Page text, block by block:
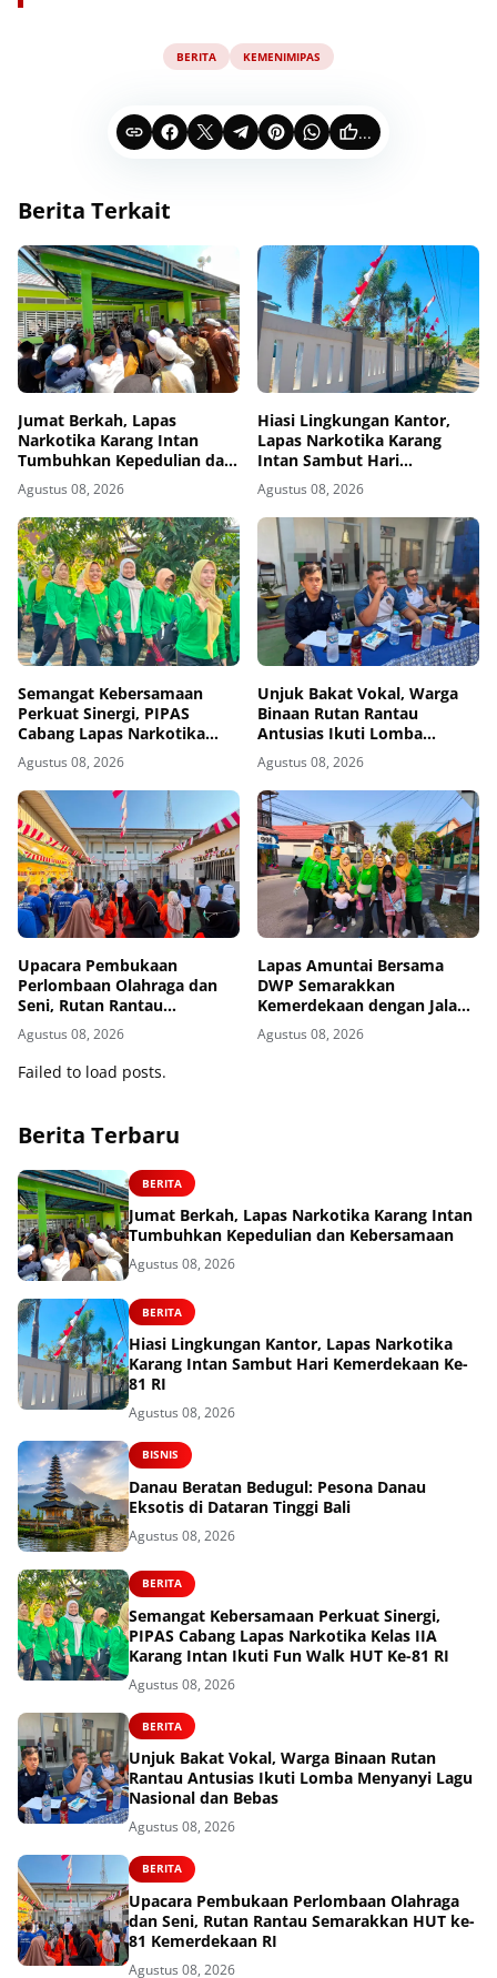
BERITA KEMENIMIPAS
...
Berita Terkait
Jumat Berkah, Lapas
Narkotika Karang Intan
Tumbuhkan Kepedulian dan
Kebersamaan
Agustus 08, 2026
Hiasi Lingkungan Kantor,
Lapas Narkotika Karang
Intan Sambut Hari
Kemerdekaan Ke-81 RI
Agustus 08, 2026
Semangat Kebersamaan
Perkuat Sinergi, PIPAS
Cabang Lapas Narkotika
Kelas IIA Karang Intan Ikuti
Fun Walk HUT Ke-81 RI
Agustus 08, 2026
Unjuk Bakat Vokal, Warga
Binaan Rutan Rantau
Antusias Ikuti Lomba
Menyanyi Lagu Nasional dan
Bebas
Agustus 08, 2026
Upacara Pembukaan
Perlombaan Olahraga dan
Seni, Rutan Rantau
Semarakkan HUT ke-81
Kemerdekaan RI
Agustus 08, 2026
Lapas Amuntai Bersama
DWP Semarakkan
Kemerdekaan dengan Jalan
Santai dan Bakti Sosial
Agustus 08, 2026
Failed to load posts.
Berita Terbaru
BERITA
Jumat Berkah, Lapas Narkotika Karang Intan
Tumbuhkan Kepedulian dan Kebersamaan
Agustus 08, 2026
BERITA
Hiasi Lingkungan Kantor, Lapas Narkotika
Karang Intan Sambut Hari Kemerdekaan Ke-
81 RI
Agustus 08, 2026
BISNIS
Danau Beratan Bedugul: Pesona Danau
Eksotis di Dataran Tinggi Bali
Agustus 08, 2026
BERITA
Semangat Kebersamaan Perkuat Sinergi,
PIPAS Cabang Lapas Narkotika Kelas IIA
Karang Intan Ikuti Fun Walk HUT Ke-81 RI
Agustus 08, 2026
BERITA
Unjuk Bakat Vokal, Warga Binaan Rutan
Rantau Antusias Ikuti Lomba Menyanyi Lagu
Nasional dan Bebas
Agustus 08, 2026
BERITA
Upacara Pembukaan Perlombaan Olahraga
dan Seni, Rutan Rantau Semarakkan HUT ke-
81 Kemerdekaan RI
Agustus 08, 2026